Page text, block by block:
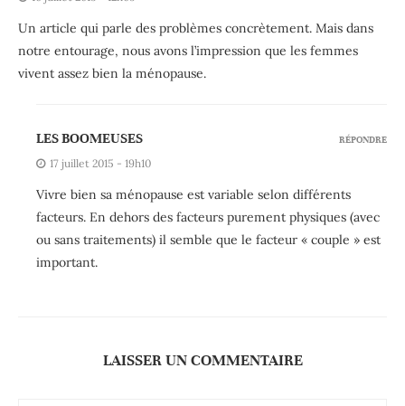
Un article qui parle des problèmes concrètement. Mais dans
notre entourage, nous avons l’impression que les femmes
vivent assez bien la ménopause.
LES BOOMEUSES
17 juillet 2015 - 19h10
Vivre bien sa ménopause est variable selon différents
facteurs. En dehors des facteurs purement physiques (avec
ou sans traitements) il semble que le facteur « couple » est
important.
RÉPONDRE
LAISSER UN COMMENTAIRE